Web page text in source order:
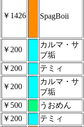
￥1426 SpagBoii
￥200
カルマ・サ
ブ垢
￥200 テミィ
￥200
カルマ・サ
ブ垢
￥500 うおめん
￥200 テミィ